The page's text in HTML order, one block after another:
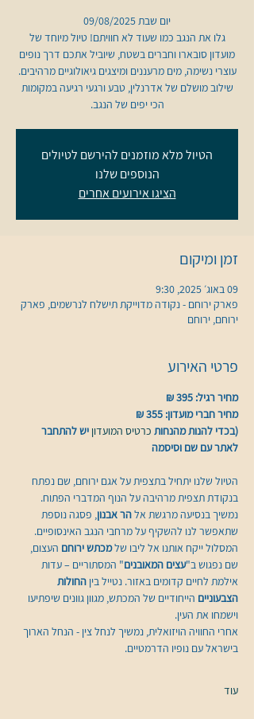
גלו את הנגב כמו שעוד לא חוויתם! טיול מיוחד של
מועדון סובארו וחברים בשטח, שיוביל אתכם דרך נופים
שילוב מושלם של אדרנלין, טבע ורגעי רגיעה במקומות
הכי יפים של הנגב.
הטיול מלא מוזמנים להירשם לטיולים
הנוספים שלנו
הציגו אירועים אחרים
זמן ומיקום
09 באוג׳ 2025, 9:30
פארק ירוחם - נקודה מדוייקת תישלח לנרשמים, פארק
ירוחם, ירוחם
פרטי האירוע
מחיר רגיל: 395 ₪
מחיר חברי מועדון: 355 ₪
(בכדי להנות מהנחות כרטיס המועדון יש להתחבר
לאתר עם שם וסיסמה
הטיול שלנו יתחיל בתצפית על אגם ירוחם, שם נפתח
בנקודת תצפית מרהיבה על הנוף המדברי הפתוח.
נמשיך בנסיעה מרגשת אל הר אבנון, פסגה נוספת
שתאפשר לנו להשקיף על מרחבי הנגב האינסופיים.
המסלול ייקח אותנו אל ליבו של מכתש ירוחם העצום,
שם נפגוש ב"עצים המאובנים" המסתוריים – עדות
אילמת לחיים קדומים באזור. נטייל בין החולות
הצבעוניים הייחודיים של המכתש, מגוון גוונים שיפתיעו
וישמחו את העין.
אחרי החוויה הויזואלית, נמשיך לנחל צין - הנחל הארוך
בישראל עם נופיו הדרמטיים.
עוד